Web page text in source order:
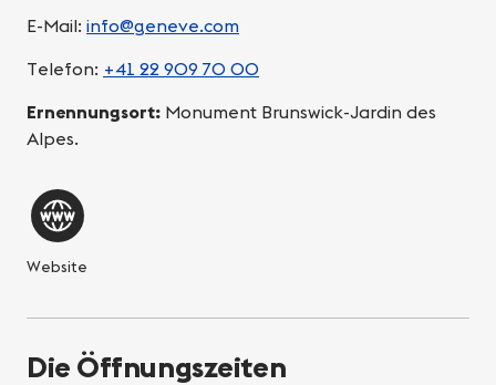
E-Mail: info@geneve.com
Telefon: +41 22 909 70 00
Ernennungsort: Monument Brunswick-Jardin des
Alpes.
Website
Die Öffnungszeiten